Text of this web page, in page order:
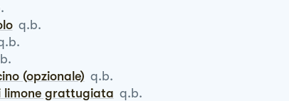
q.b.
(opzionale) q.b.
limone grattugiata q.b.